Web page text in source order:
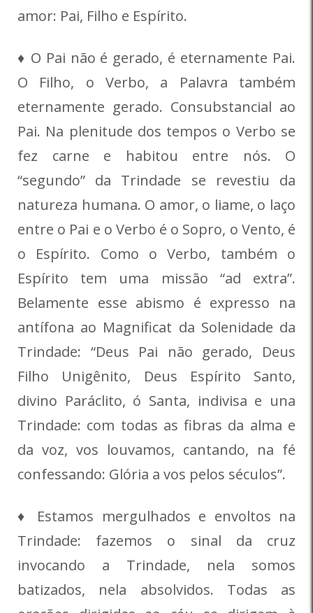
amor: Pai, Filho e Espírito.
♦ O Pai não é gerado, é eternamente Pai.
O Filho, o Verbo, a Palavra também
eternamente gerado. Consubstancial ao
Pai. Na plenitude dos tempos o Verbo se
fez carne e habitou entre nós. O
“segundo” da Trindade se revestiu da
natureza humana. O amor, o liame, o laço
entre o Pai e o Verbo é o Sopro, o Vento, é
o Espírito. Como o Verbo, também o
Espírito tem uma missão “ad extra”.
Belamente esse abismo é expresso na
antífona ao Magnificat da Solenidade da
Trindade: “Deus Pai não gerado, Deus
Filho Unigênito, Deus Espírito Santo,
divino Paráclito, ó Santa, indivisa e una
Trindade: com todas as fibras da alma e
da voz, vos louvamos, cantando, na fé
confessando: Glória a vos pelos séculos”.
♦ Estamos mergulhados e envoltos na
Trindade: fazemos o sinal da cruz
invocando a Trindade, nela somos
batizados, nela absolvidos. Todas as